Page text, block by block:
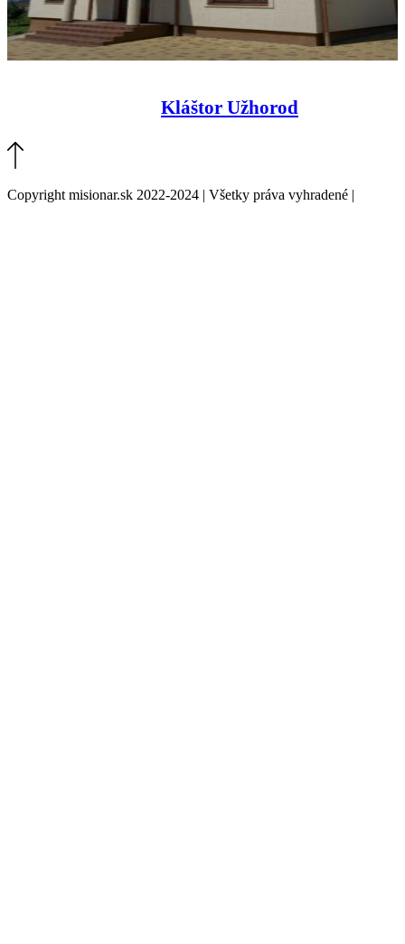
Kláštor Užhorod
Copyright misionar.sk 2022-2024 | Všetky práva vyhradené |